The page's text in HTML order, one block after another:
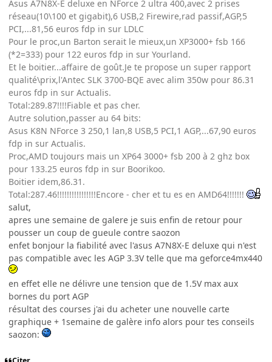
Asus A7N8X-E deluxe en NForce 2 ultra 400,avec 2 prises
réseau(10\100 et gigabit),6 USB,2 Firewire,rad passif,AGP,5
PCI,...81,56 euros fdp in sur LDLC
Pour le proc,un Barton serait le mieux,un XP3000+ fsb 166
(*2=333) pour 122 euros fdp in sur Yourland.
Et le boitier...affaire de goût.Je te propose un super rapport
qualité\prix,l'Antec SLK 3700-BQE avec alim 350w pour 86.31
euros fdp in sur Actualis.
Total:289.87!!!!Fiable et pas cher.
Autre solution,passer au 64 bits:
Asus K8N NForce 3 250,1 lan,8 USB,5 PCI,1 AGP,...67,90 euros
fdp in sur Actualis.
Proc,AMD toujours mais un XP64 3000+ fsb 200 à 2 ghz box
pour 133.25 euros fdp in sur Boorikoo.
Boitier idem,86.31.
Total:287.46!!!!!!!!!!!!!!!!Encore - cher et tu es en AMD64!!!!!!!
salut,
apres une semaine de galere je suis enfin de retour pour
pousser un coup de gueule contre saozon
enfet bonjour la fiabilité avec l'asus A7N8X-E deluxe qui n'est
pas compatible avec les AGP 3.3V telle que ma geforce4mx440
en effet elle ne délivre une tension que de 1.5V max aux
bornes du port AGP
résultat des courses j'ai du acheter une nouvelle carte
graphique + 1semaine de galère info alors pour tes conseils
saozon: